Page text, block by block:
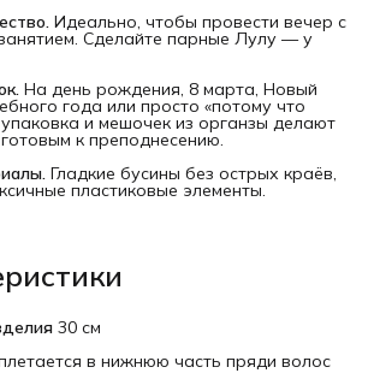
Идеально, чтобы провести вечер с
Сделайте парные Лулу — у
На день рождения, 8 марта, Новый
года или просто «потому что
и мешочек из органзы делают
к преподнесению.
Гладкие бусины без острых краёв,
пластиковые элементы.
30 см
в нижнюю часть пряди волос